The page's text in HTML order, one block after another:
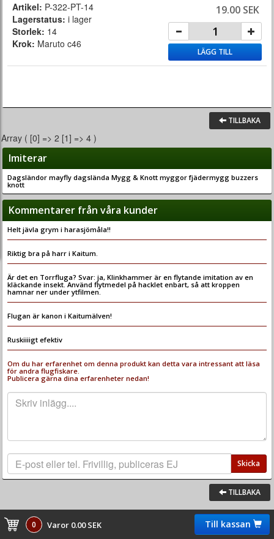
Artikel: P-322-PT-14
Lagerstatus: i lager
Storlek: 14
Krok: Maruto c46
19.00 SEK
LÄGG TILL
TILLBAKA
Array ( [0] => 2 [1] => 4 )
Imiterar
Dagsländor mayfly dagslända Mygg & Knott myggor fjädermygg buzzers
knott
Kommentarer från våra kunder
Helt jävla grym i harasjömåla!!
Riktig bra på harr i Kaitum.
Är det en Torrfluga? Svar: ja, Klinkhammer är en flytande imitation av en
kläckande insekt. Använd flytmedel på hacklet enbart, så att kroppen
hamnar ner under ytfilmen.
Flugan är kanon i Kaitumälven!
Ruskiiiigt efektiv
Om du har erfarenhet om denna produkt kan detta vara intressant att läsa
för andra flugfiskare.
Publicera gärna dina erfarenheter nedan!
Skicka
TILLBAKA
0 Varor 0.00 SEK Till kassan